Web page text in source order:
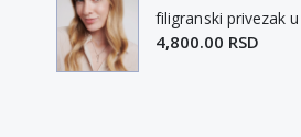
4,800.00 RSD